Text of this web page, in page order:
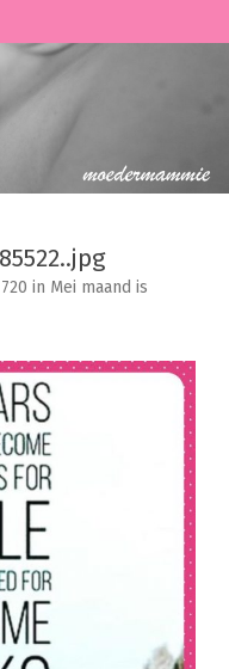
in Mei maand is